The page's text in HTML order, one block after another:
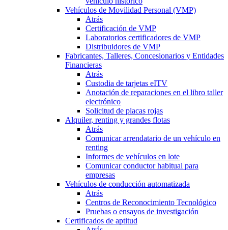
Vehículos de Movilidad Personal (VMP)
Atrás
Certificación de VMP
Laboratorios certificadores de VMP
Distribuidores de VMP
Fabricantes, Talleres, Concesionarios y Entidades
Financieras
Atrás
Custodia de tarjetas eITV
Anotación de reparaciones en el libro taller
electrónico
Solicitud de placas rojas
Alquiler, renting y grandes flotas
Atrás
Comunicar arrendatario de un vehículo en
renting
Informes de vehículos en lote
Comunicar conductor habitual para
empresas
Vehículos de conducción automatizada
Atrás
Centros de Reconocimiento Tecnológico
Pruebas o ensayos de investigación
Certificados de aptitud